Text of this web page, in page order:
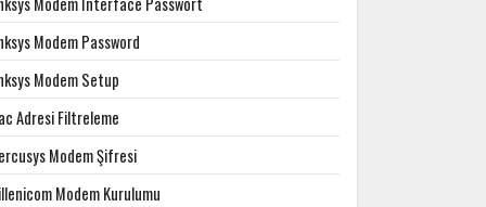
Modem Password
Modem Setup
Adresi Filtreleme
Modem Şifresi
Modem Kurulumu